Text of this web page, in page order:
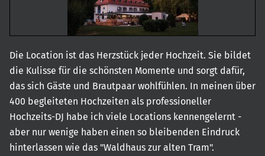
Die Location ist das Herzstück jeder Hochzeit. Sie bildet
die Kulisse für die schönsten Momente und sorgt dafür,
das sich Gäste und Brautpaar wohlfühlen. In meinen über
400 begleiteten Hochzeiten als professioneller
Hochzeits-DJ habe ich viele Locations kennengelernt -
aber nur wenige haben einen so bleibenden Eindruck
hinterlassen wie das "Waldhaus zur alten Tram".